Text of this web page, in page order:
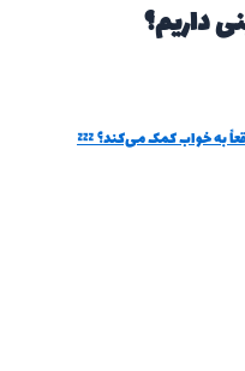
داریم؟
به خواب کمک می‌کند؟ 💤